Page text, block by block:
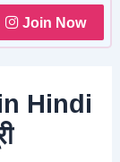
Join Now
Hindi